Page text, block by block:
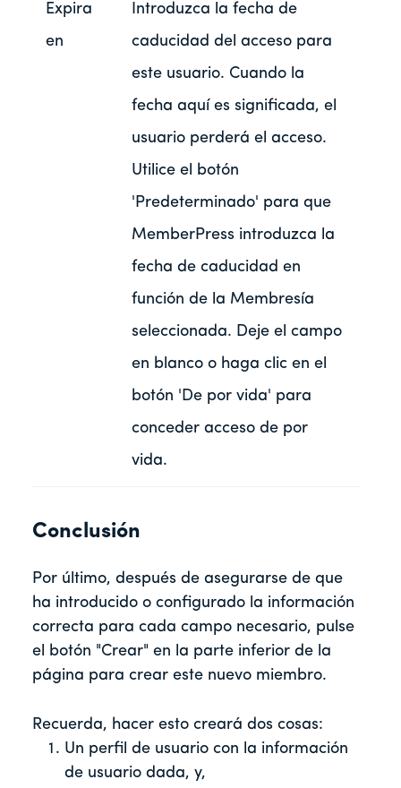
Expira
en
Introduzca la fecha de
caducidad del acceso para
este usuario. Cuando la
fecha aquí es significada, el
usuario perderá el acceso.
Utilice el botón
'Predeterminado' para que
MemberPress introduzca la
fecha de caducidad en
función de la Membresía
seleccionada. Deje el campo
en blanco o haga clic en el
botón 'De por vida' para
conceder acceso de por
vida.
Conclusión
Por último, después de asegurarse de que
ha introducido o configurado la información
correcta para cada campo necesario, pulse
el botón "Crear" en la parte inferior de la
página para crear este nuevo miembro.
Recuerda, hacer esto creará dos cosas:
Un perfil de usuario con la información
de usuario dada, y,